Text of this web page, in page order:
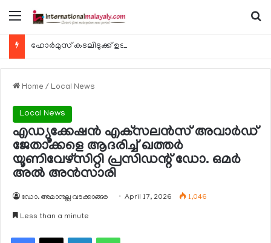
Menu
ഹോര്‍മുസ് കടലിടുക്ക് ഉടന്‍ തുറന്നേക്കും
Home / Local News
Local News
എഡ്യൂക്കേഷന്‍ എക്‌സലന്‍സ് അവാര്‍ഡ്
ജേതാക്കളെ ആദരിച്ച് ഖത്തര്‍
യൂണിവേഴ്സിറ്റി പ്രസിഡന്റ് ഡോ. ഒമര്‍
അല്‍ അന്‍സാരി
ഡോ. അമാനുല്ല വടക്കാങ്ങര April 17, 2026 1,046
Less than a minute
Facebook
X LinkedInWhatsApp